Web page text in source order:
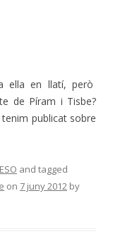
ella en llatí, però
de Píram i Tisbe?
tenim publicat sobre
and tagged
on 7 juny 2012 by